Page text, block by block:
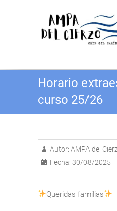
AMPA del
Tarín
Horario
curso 25/26
Autor: AMPA del
Fecha: 30/08/2025
Queridas familias